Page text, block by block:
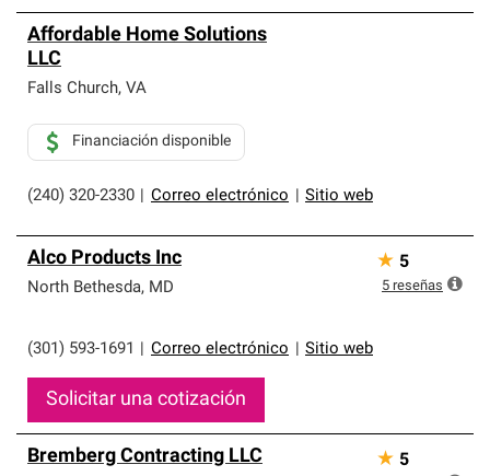
Affordable Home Solutions
LLC
Falls Church, VA
(240) 320-2330 Correo electrónico Sitio web
Financiación disponible
Alco Products Inc
North Bethesda, MD
(301) 593-1691 Correo electrónico Sitio web
Solicitar una cotización
★ 5
5 reseñas
Bremberg Contracting LLC ★ 5